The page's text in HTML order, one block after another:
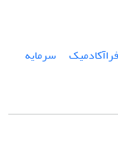
سرمایه